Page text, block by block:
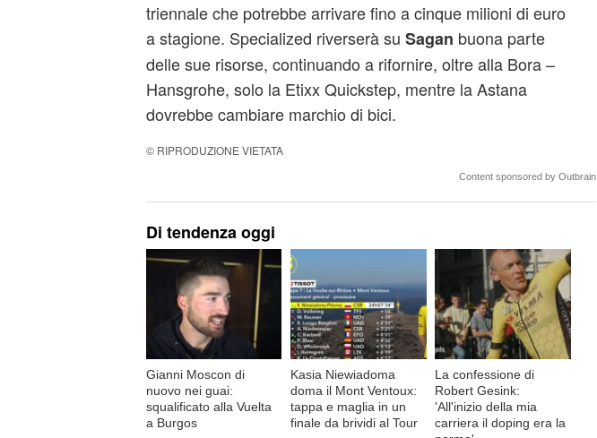
triennale che potrebbe arrivare fino a cinque milioni di euro
a stagione. Specialized riverserà su Sagan buona parte
delle sue risorse, continuando a rifornire, oltre alla Bora –
Hansgrohe, solo la Etixx Quickstep, mentre la Astana
dovrebbe cambiare marchio di bici.
© RIPRODUZIONE VIETATA
Content sponsored by Outbrain
Di tendenza oggi
Gianni Moscon di
nuovo nei guai:
squalificato alla Vuelta
a Burgos
Kasia Niewiadoma
doma il Mont Ventoux:
tappa e maglia in un
finale da brividi al Tour
La confessione di
Robert Gesink:
'All'inizio della mia
carriera il doping era la